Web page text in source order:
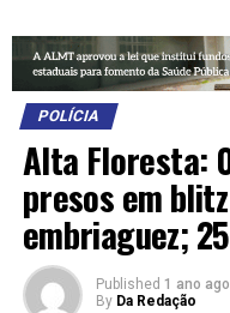
POLÍCIA
Alta Floresta:
presos em
embriaguez;
Published 1 ano ago
By Da Redação